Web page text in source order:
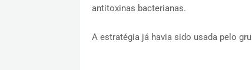
antitoxinas bacterianas.
A estratégia já havia sido usada pelo